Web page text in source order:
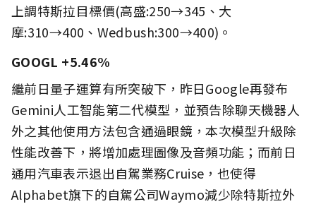
上調特斯拉目標價(高盛:250→345、大
摩:310→400、Wedbush:300→400)。
GOOGL +5.46%
繼前日量子運算有所突破下，昨日Google再發布
Gemini人工智能第二代模型，並預告除聊天機器人
外之其他使用方法包含通過眼鏡，本次模型升級除
性能改善下，將增加處理圖像及音頻功能；而前日
通用汽車表示退出自駕業務Cruise，也使得
Alphabet旗下的自駕公司Waymo減少除特斯拉外